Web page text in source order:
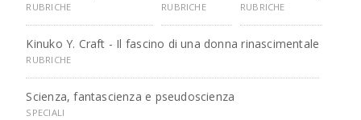
RUBRICHE RUBRICHE RUBRICHE
Kinuko Y. Craft - Il fascino di una donna rinascimentale
RUBRICHE
Scienza, fantascienza e pseudoscienza
SPECIALI